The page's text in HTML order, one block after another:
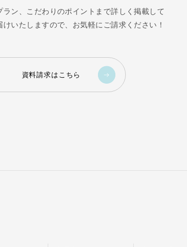
ラン、こだわりのポイントまで詳しく掲載して
いたしますので、お気軽にご請求ください！
資料請求はこちら